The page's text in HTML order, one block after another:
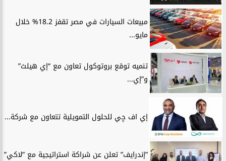
مبيعات السيارات في مصر تقفز 18.2% خلال
مايو...
تنميه توقع بروتوكول تعاون مع “إي هيلث”
و”إي...
إي اف چي للحلول التمويلية تتعاون مع شركة...
”إندرايف” تعلن عن شراكة استراتيجية مع ”لاكي”